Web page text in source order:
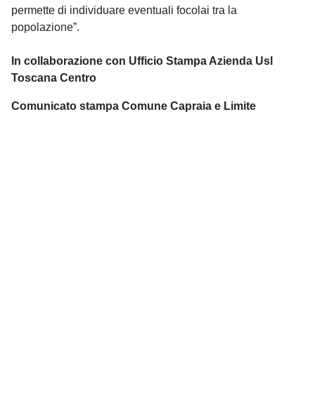
permette di individuare eventuali focolai tra la
popolazione”.
In collaborazione con Ufficio Stampa Azienda Usl
Toscana Centro
Comunicato stampa Comune Capraia e Limite